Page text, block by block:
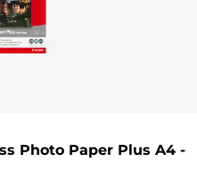
Photo Paper Plus A4 -